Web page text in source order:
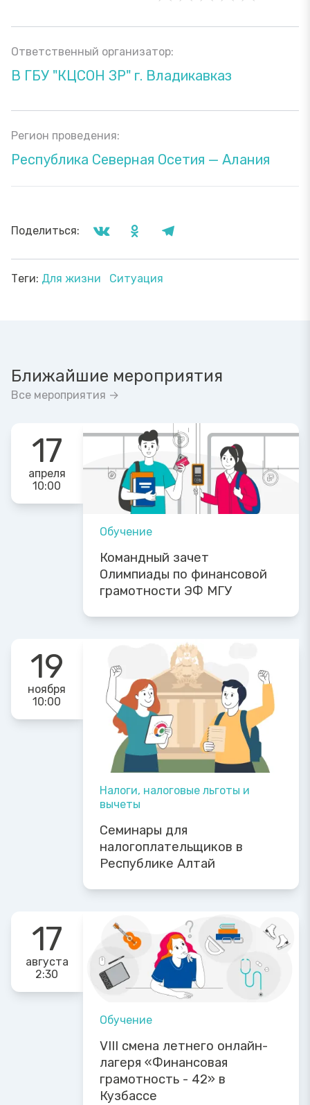
Ответственный организатор:
В ГБУ "КЦСОН ЗР" г. Владикавказ
Регион проведения:
Республика Северная Осетия — Алания
Поделиться:
Теги: Для жизни Ситуация
Ближайшие мероприятия
Все мероприятия →
17
апреля
10:00
Обучение
Командный зачет
Олимпиады по финансовой
грамотности ЭФ МГУ
19
ноября
10:00
Налоги, налоговые льготы и
вычеты
Семинары для
налогоплательщиков в
Республике Алтай
17
августа
2:30
Обучение
VIII смена летнего онлайн-
лагеря «Финансовая
грамотность - 42» в
Кузбассе